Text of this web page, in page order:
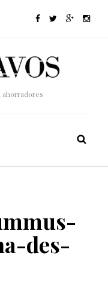
ahorradores
des-